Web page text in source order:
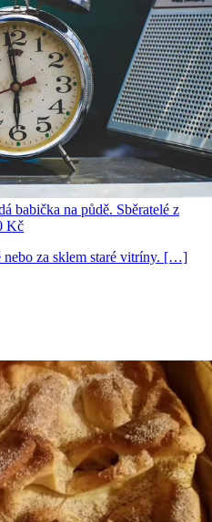
babička na půdě. Sběratelé z
Kč
nebo za sklem staré vitríny. […]